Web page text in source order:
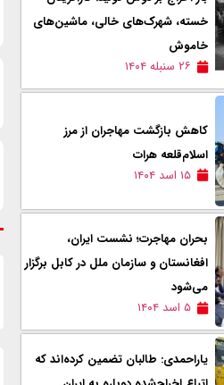
خسته، شهرک‌های خالی، ماشین‌های
خاموش
۲۶ سنبله ۱۴۰۴
کاهش بازگشت مهاجران از مرز
اسلام‌قلعه هرات
۱۵ اسد ۱۴۰۴
بحران مهاجرت؛ نشست ایران،
افغانستان و سازمان ملل در کابل برگزار
می‌شود
۵ اسد ۱۴۰۴
یاراحمدی: طالبان تضمین کرده‌اند که